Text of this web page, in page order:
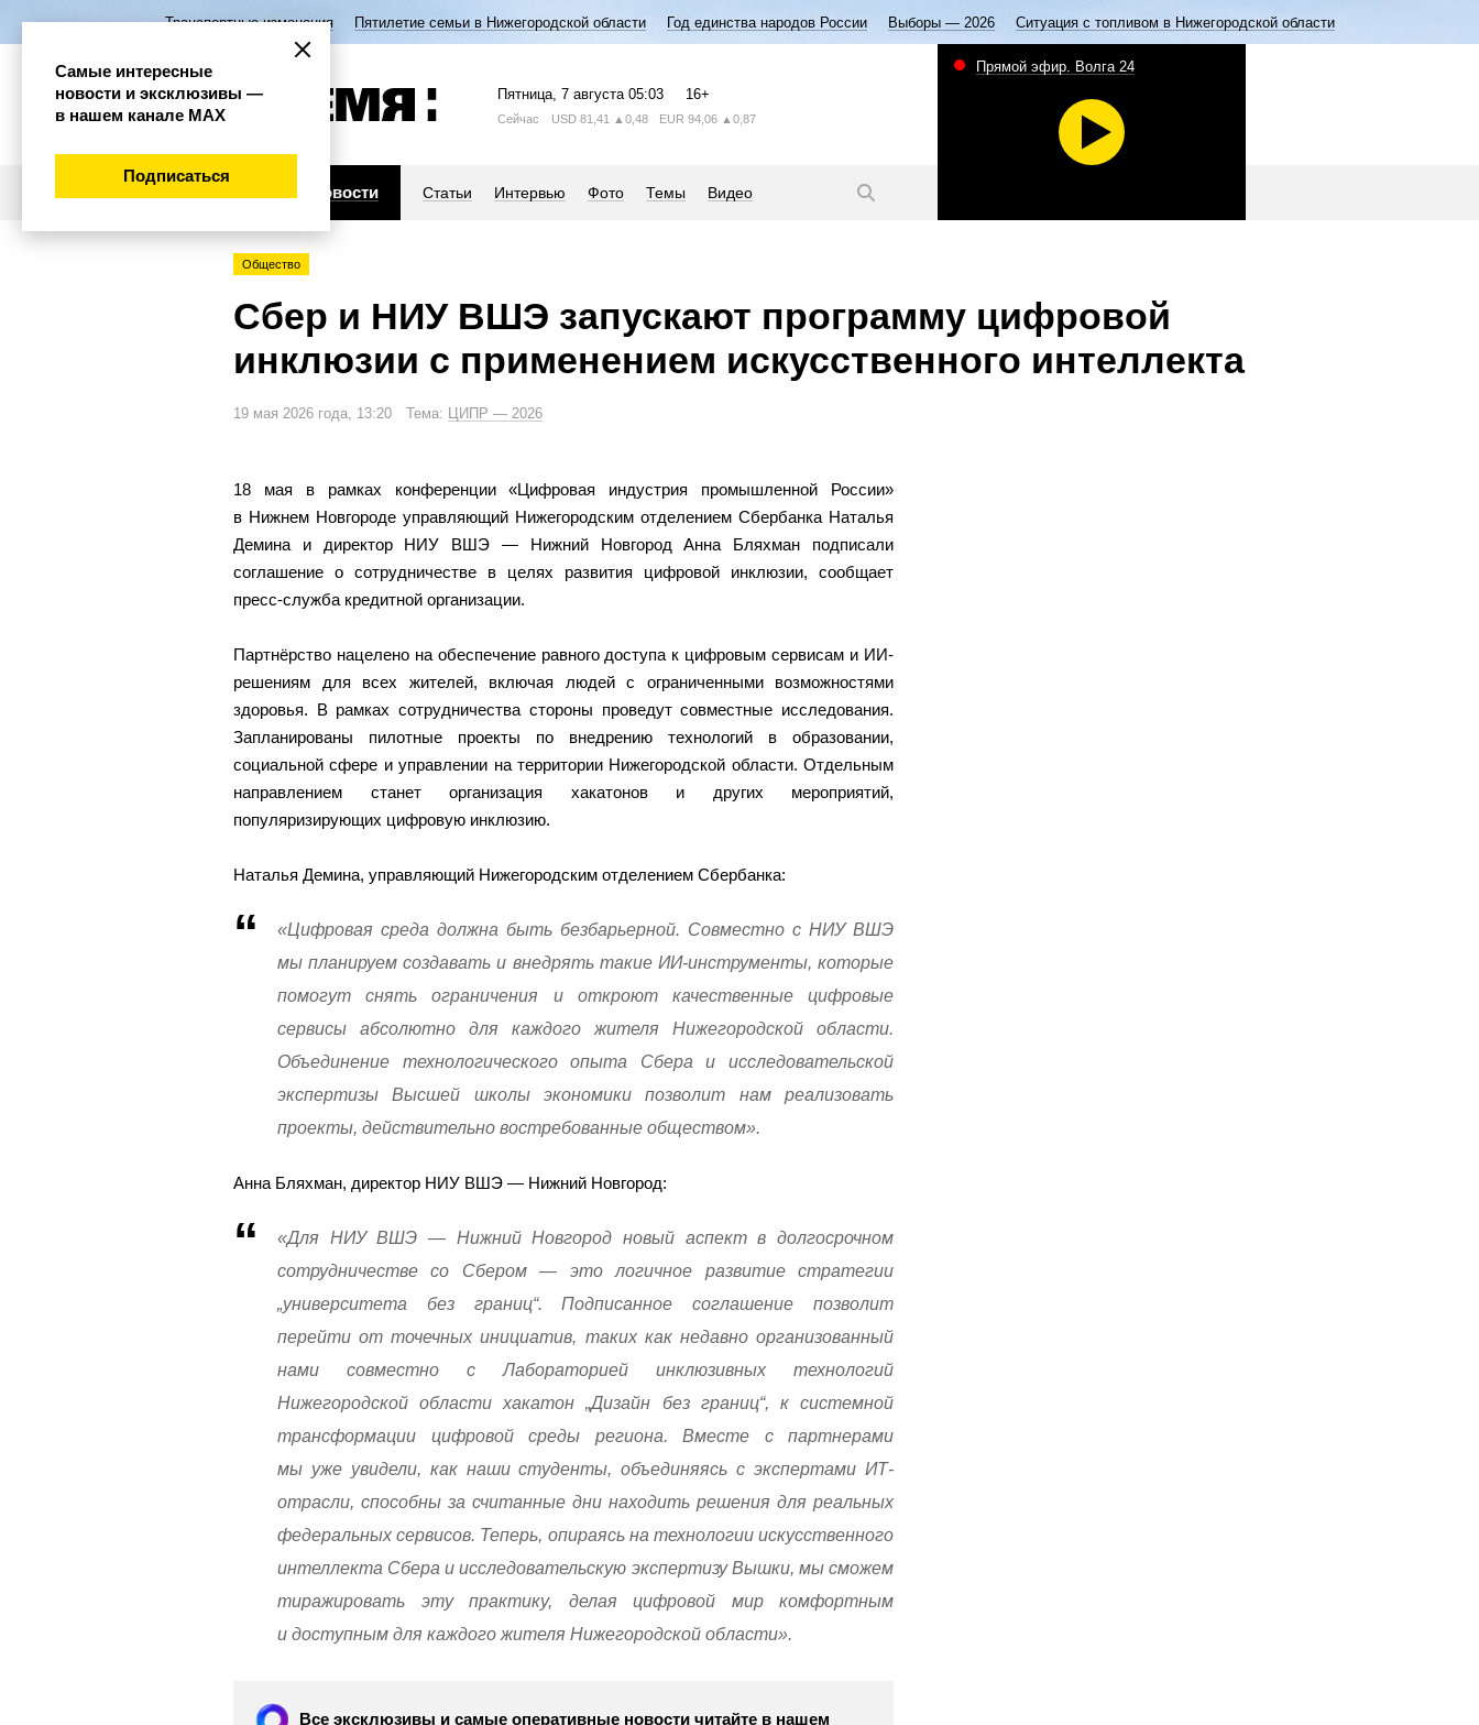
Транспортные изменения Пятилетие семьи в Нижегородской области Год единства народов России Выборы — 2026 Ситуация с топливом в Нижегородской области
Пятница, 7 августа 05:03 16+
Сейчас USD 81,41 ▲0,48 EUR 94,06 ▲0,87
Новости Статьи Интервью Фото Темы Видео
Прямой эфир. Волга 24
Общество
Сбер и НИУ ВШЭ запускают программу цифровой
инклюзии с применением искусственного интеллекта
19 мая 2026 года, 13:20 Тема: ЦИПР — 2026
18 мая в рамках конференции «Цифровая индустрия промышленной России»
в Нижнем Новгороде управляющий Нижегородским отделением Сбербанка Наталья
Демина и директор НИУ ВШЭ — Нижний Новгород Анна Бляхман подписали
соглашение о сотрудничестве в целях развития цифровой инклюзии, сообщает
пресс-служба кредитной организации.
Партнёрство нацелено на обеспечение равного доступа к цифровым сервисам и ИИ-
решениям для всех жителей, включая людей с ограниченными возможностями
здоровья. В рамках сотрудничества стороны проведут совместные исследования.
Запланированы пилотные проекты по внедрению технологий в образовании,
социальной сфере и управлении на территории Нижегородской области. Отдельным
направлением станет организация хакатонов и других мероприятий,
популяризирующих цифровую инклюзию.
Наталья Демина, управляющий Нижегородским отделением Сбербанка:
«Цифровая среда должна быть безбарьерной. Совместно с НИУ ВШЭ
мы планируем создавать и внедрять такие ИИ-инструменты, которые
помогут снять ограничения и откроют качественные цифровые
сервисы абсолютно для каждого жителя Нижегородской области.
Объединение технологического опыта Сбера и исследовательской
экспертизы Высшей школы экономики позволит нам реализовать
проекты, действительно востребованные обществом».
Анна Бляхман, директор НИУ ВШЭ — Нижний Новгород:
«Для НИУ ВШЭ — Нижний Новгород новый аспект в долгосрочном
сотрудничестве со Сбером — это логичное развитие стратегии
„университета без границ“. Подписанное соглашение позволит
перейти от точечных инициатив, таких как недавно организованный
нами совместно с Лабораторией инклюзивных технологий
Нижегородской области хакатон „Дизайн без границ“, к системной
трансформации цифровой среды региона. Вместе с партнерами
мы уже увидели, как наши студенты, объединяясь с экспертами ИТ-
отрасли, способны за считанные дни находить решения для реальных
федеральных сервисов. Теперь, опираясь на технологии искусственного
интеллекта Сбера и исследовательскую экспертизу Вышки, мы сможем
тиражировать эту практику, делая цифровой мир комфортным
и доступным для каждого жителя Нижегородской области».
Все эксклюзивы и самые оперативные новости читайте в нашем
Самые интересные
новости и эксклюзивы —
в нашем канале МАХ
Подписаться